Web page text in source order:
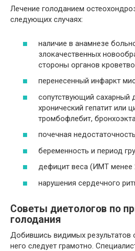
Лечение голоданием
следующих случаях:
наличие в анамнезе
злокачественных
стороны органов
перенесенный инфаркт
сопутствующий сахарный
хронический гепатит или
тромбофлебит,
почечная
беременность и период
дефицит веса (ИМТ менее
нарушения сердечного
Советы диетологов по
голодания
Добившись видимых результатов
него следует грамотно.